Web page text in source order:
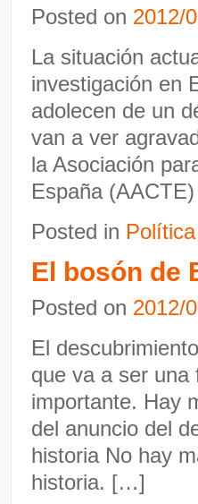
Posted on 2012/
La situación
investigación en
adolecen de un
van a ver
la Asociación
España
Posted in
El bosón de
Posted on 2012/
El
que va a ser una
importante. Hay
del anuncio del
historia No hay
historia. […]